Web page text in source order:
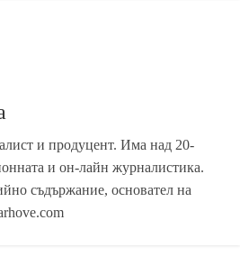
и продуцент. Има над 20-
и он-лайн журналистика.
съдържание, основател на